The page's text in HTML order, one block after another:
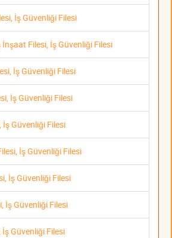
İş Güvenliği Filesi
Filesi, İş Güvenliği Filesi
İş Güvenliği Filesi
İş Güvenliği Filesi
Güvenliği Filesi
İş Güvenliği Filesi
İş Güvenliği Filesi
İş Güvenliği Filesi
Güvenliği Filesi